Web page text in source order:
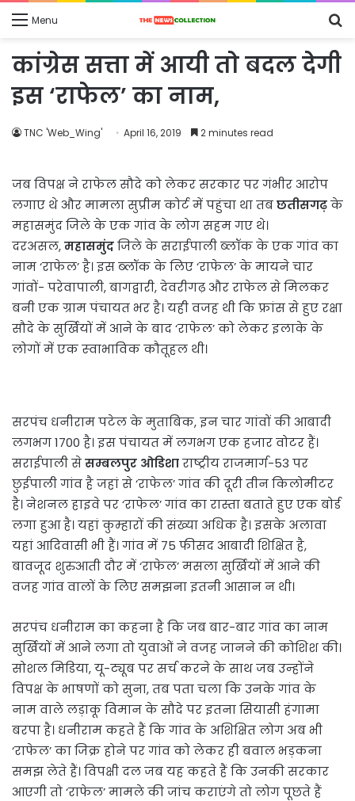
Menu
कांग्रेस सत्ता में आयी तो बदल देगी
इस ‘राफेल’ का नाम,
TNC 'Web_Wing' April 16, 2019 2 minutes read
जब विपक्ष ने राफेल सौदे को लेकर सरकार पर गंभीर आरोप
लगाए थे और मामला सुप्रीम कोर्ट में पहुंचा था तबछतीसगढ़के
महासमुंद जिले के एक गांव के लोग सहम गए थे।
दरअसल,महासमुंदजिले के सराईपाली ब्लॉक के एक गांव का
नाम ‘राफेल’ है। इस ब्‍लॉक के लिए ‘राफेल’ के मायने चार
गांवों- परेवापाली, बागद्वारी, देवरीगढ़ और राफेल से मिलकर
बनी एक ग्राम पंचायत भर है। यही वजह थी कि फ्रांस से हुए रक्षा
सौदे के सुर्खियों में आने के बाद ‘राफेल’ को लेकर इलाके के
लोगों में एक स्‍वाभाविक कौतूहल थी।
सरपंच धनीराम पटेल के मुताबिक, इन चार गांवों की आबादी
लगभग 1700 है। इस पंचायत में लगभग एक हजार वोटर हैं।
सराईपाली सेसम्बलपुर ओडिशाराष्ट्रीय राजमार्ग-53 पर
छुईपाली गांव है जहां से ‘राफेल’ गांव की दूरी तीन किलोमीटर
है। नेशनल हाइवे पर ‘राफेल’ गांव का रास्ता बताते हुए एक बोर्ड
लगा हुआ है। यहां कुम्हारों की संख्या अधिक है। इसके अलावा
यहां आदिवासी भी हैं। गांव में 75 फीसद आबादी शिक्षित है,
बावजूद शुरुआती दौर में ‘राफेल’ मसला सुर्खियों में आने की
वजह गांव वालों के लिए समझना इतनी आसान न थी।
सरपंच धनीराम का कहना है कि जब बार-बार गांव का नाम
सुर्खियों में आने लगा तो युवाओं ने वजह जानने की कोशिश की।
सोशल मिडिया, यू-ट्यूब पर सर्च करने के साथ जब उन्‍होंने
विपक्ष के भाषणों को सुना, तब पता चला कि उनके गांव के
नाम वाले लड़ाकू विमान के सौदे पर इतना सियासी हंगामा
बरपा है। धनीराम कहते हैं कि गांव के अशिक्षित लोग अब भी
‘राफेल’ का जिक्र होने पर गांव को लेकर ही बवाल भड़कना
समझ लेते हैं। विपक्षी दल जब यह कहते हैं कि उनकी सरकार
आएगी तो ‘राफेल’ मामले की जांच कराएंगे तो लोग पूछते हैं